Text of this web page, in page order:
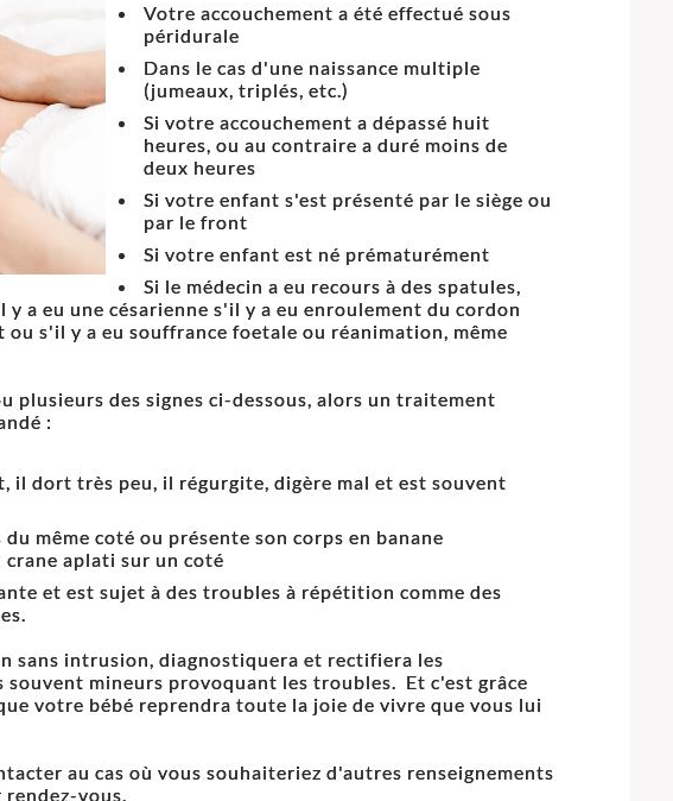
Votre accouchement a été effectué sous
péridurale
Dans le cas d'une naissance multiple
(jumeaux, triplés, etc.)
Si votre accouchement a dépassé huit
heures, ou au contraire a duré moins de
deux heures
Si votre enfant s'est présenté par le siège ou
par le front
Si votre enfant est né prématurément
Si le médecin a eu recours à des spatules,
a eu une césarienne s'il y a eu enroulement du cordon
s'il y a eu souffrance foetale ou réanimation, même
plusieurs des signes ci-dessous, alors un traitement
:
il dort très peu, il régurgite, digère mal et est souvent
même coté ou présente son corps en banane
crane aplati sur un coté
et est sujet à des troubles à répétition comme des
sans intrusion, diagnostiquera et rectifiera les
mineurs provoquant les troubles. Et c'est grâce
votre bébé reprendra toute la joie de vivre que vous lui
au cas où vous souhaiteriez d'autres renseignements
vous.